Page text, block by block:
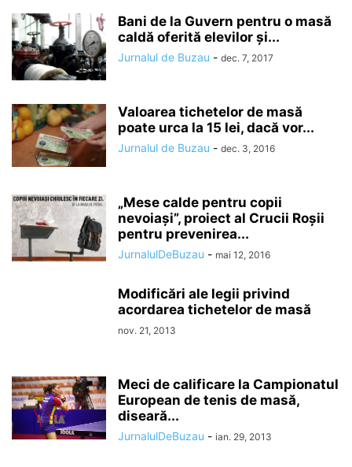
Bani de la Guvern pentru o masă
caldă oferită elevilor și...
Jurnalul de Buzau - dec. 7, 2017
Valoarea tichetelor de masă
poate urca la 15 lei, dacă vor...
Jurnalul de Buzau - dec. 3, 2016
„Mese calde pentru copii
nevoiaşi”, proiect al Crucii Roşii
pentru prevenirea...
JurnalulDeBuzau - mai 12, 2016
Modificări ale legii privind
acordarea tichetelor de masă
nov. 21, 2013
Meci de calificare la Campionatul
European de tenis de masă,
diseară...
JurnalulDeBuzau - ian. 29, 2013